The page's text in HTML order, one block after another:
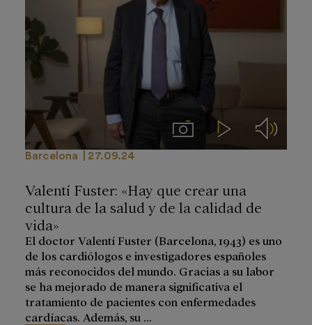
ImágenesVideos Audios
Barcelona 27.09.24
Valentí Fuster: «Hay que crear una
cultura de la salud y de la calidad de
vida»
El doctor Valentí Fuster (Barcelona, 1943) es uno
de los cardiólogos e investigadores españoles
más reconocidos del mundo. Gracias a su labor
se ha mejorado de manera significativa el
tratamiento de pacientes con enfermedades
cardíacas. Además, su ...